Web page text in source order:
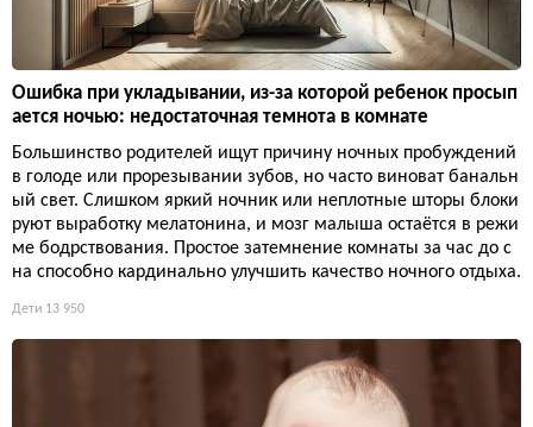
Ошибка при укладывании, из-за которой ребенок просып
ается ночью: недостаточная темнота в комнате
Большинство родителей ищут причину ночных пробуждений
в голоде или прорезывании зубов, но часто виноват банальн
ый свет. Слишком яркий ночник или неплотные шторы блоки
руют выработку мелатонина, и мозг малыша остаётся в режи
ме бодрствования. Простое затемнение комнаты за час до с
на способно кардинально улучшить качество ночного отдыха.
Дети 13 950